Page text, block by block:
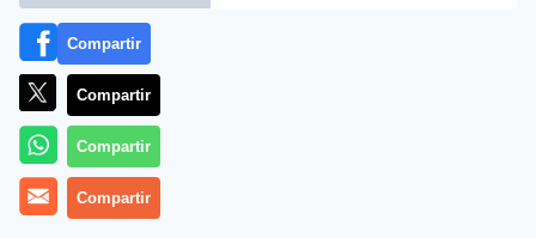
Más información
Compartir
Compartir
Compartir
Compartir